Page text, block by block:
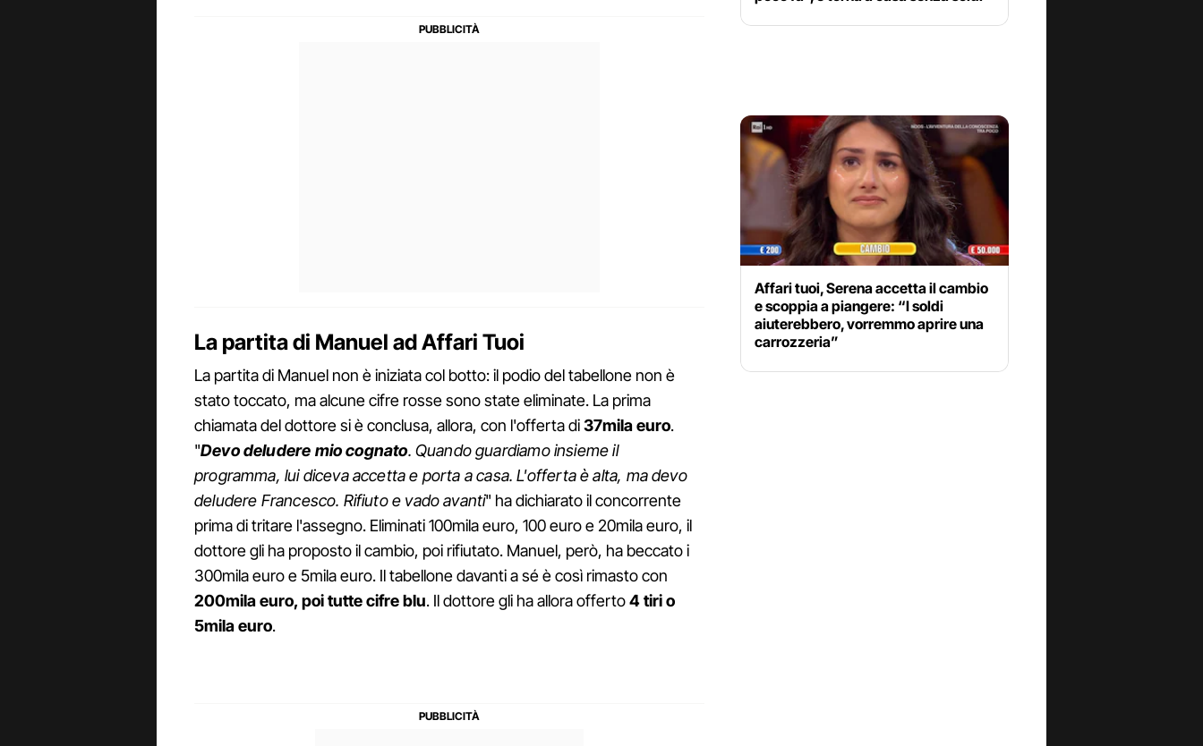
La partita di Manuel ad Affari Tuoi
La partita di Manuel non è iniziata col botto: il podio del tabellone non è
stato toccato, ma alcune cifre rosse sono state eliminate. La prima
chiamata del dottore si è conclusa, allora, con l'offerta di37mila euro.
"Devo deludere mio cognato. Quando guardiamo insieme il
programma, lui diceva accetta e porta a casa. L'offerta è alta, ma devo
deludere Francesco. Rifiuto e vado avanti" ha dichiarato il concorrente
prima di tritare l'assegno. Eliminati 100mila euro, 100 euro e 20mila euro, il
dottore gli ha proposto il cambio, poi rifiutato. Manuel, però, ha beccato i
300mila euro e 5mila euro. Il tabellone davanti a sé è così rimasto con
200mila euro, poi tutte cifre blu. Il dottore gli ha allora offerto4 tiri o
5mila euro.
Affari tuoi, Serena accetta il cambio
e scoppia a piangere: “I soldi
aiuterebbero, vorremmo aprire una
carrozzeria”